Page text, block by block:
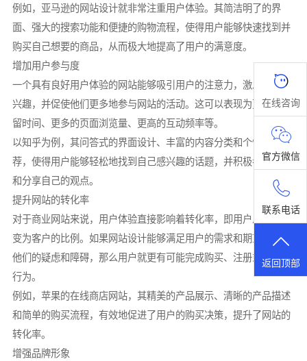
例如，亚马逊的网站设计就非常注重用户体验。其简洁明了的界
面、强大的搜索功能和便捷的购物流程，使得用户能够快速找到并
购买自己想要的商品，从而极大地提高了用户的满意度。
增加用户参与度
一个具有良好用户体验的网站能够吸引用户的注意力，激发他们的
兴趣，并促使他们更多地参与网站的活动。这可以表现为更长的停
留时间、更多的页面浏览量、更高的互动频率等。
以知乎为例，其问答式的界面设计、丰富的内容分类和个性化推
荐，使得用户能够轻松地找到自己感兴趣的话题，并积极参与讨论
和分享自己的观点。
提升网站的转化率
对于商业网站来说，用户体验直接影响着转化率，即用户从访客转
变为客户的比例。如果网站设计能够满足用户的需求和期望，消除
他们的疑虑和障碍，那么用户就更有可能完成购买、注册或订阅等
行为。
例如，苹果的在线商店网站，其精美的产品展示、清晰的产品描述
和简单的购买流程，有效地促进了用户的购买决策，提升了网站的
转化率。
增强品牌形象
在线咨询
官方微信
联系电话
返回顶部